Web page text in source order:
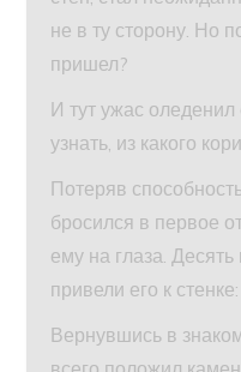
не в ту сторону. Но
пришел?
И тут ужас
узнать, из какого
Потеряв
бросился в первое
ему на глаза.
привели его к
Вернувшись в